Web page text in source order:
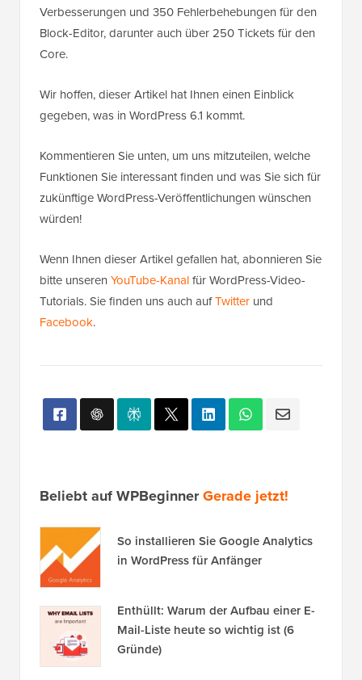
Verbesserungen und 350 Fehlerbehebungen für den
Block-Editor, darunter auch über 250 Tickets für den
Core.
Wir hoffen, dieser Artikel hat Ihnen einen Einblick
gegeben, was in WordPress 6.1 kommt.
Kommentieren Sie unten, um uns mitzuteilen, welche
Funktionen Sie interessant finden und was Sie sich für
zukünftige WordPress-Veröffentlichungen wünschen
würden!
Wenn Ihnen dieser Artikel gefallen hat, abonnieren Sie
bitte unseren YouTube-Kanalfür WordPress-Video-
Tutorials. Sie finden uns auch aufTwitter und
Facebook.
Beliebt auf WPBeginnerGerade jetzt!
So installieren Sie Google Analytics
in WordPress für Anfänger
Enthüllt: Warum der Aufbau einer E-
Mail-Liste heute so wichtig ist (6
Gründe)